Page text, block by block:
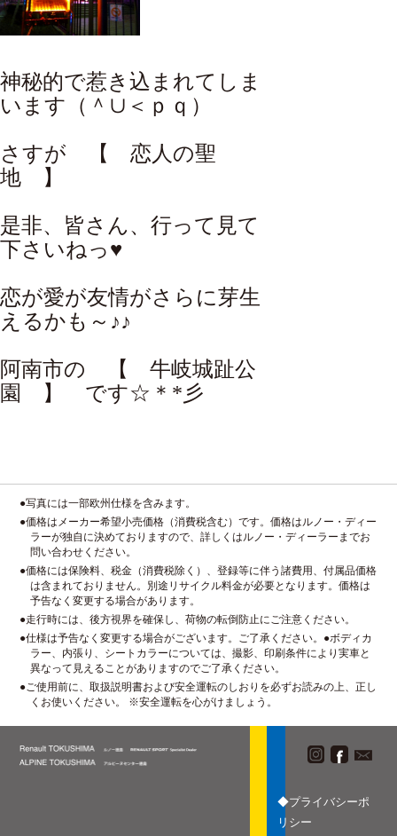
神秘的で惹き込まれてしま
います（＾∪＜ｐｑ）
さすが 【 恋人の聖
地 】
是非、皆さん、行って見て
下さいねっ♥
恋が愛が友情がさらに芽生
えるかも～♪♪
阿南市の 【 牛岐城趾公
園 】 です☆＊*彡
●写真には一部欧州仕様を含みます。
●価格はメーカー希望小売価格（消費税含む）です。価格はルノー・ディー
ラーが独自に決めておりますので、詳しくはルノー・ディーラーまでお
問い合わせください。
●価格には保険料、税金（消費税除く）、登録等に伴う諸費用、付属品価格
は含まれておりません。別途リサイクル料金が必要となります。価格は
予告なく変更する場合があります。
●走行時には、後方視界を確保し、荷物の転倒防止にご注意ください。
●仕様は予告なく変更する場合がございます。ご了承ください。●ボディカ
ラー、内張り、シートカラーについては、撮影、印刷条件により実車と
異なって見えることがありますのでご了承ください。
●ご使用前に、取扱説明書および安全運転のしおりを必ずお読みの上、正し
くお使いください。 ※安全運転を心がけましょう。
◆プライバシーポ
リシー